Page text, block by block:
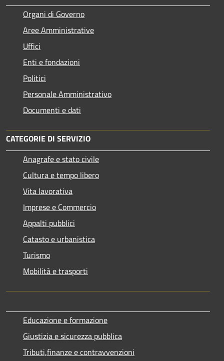
Organi di Governo
Aree Amministrative
Uffici
Enti e fondazioni
Politici
Personale Amministrativo
Documenti e dati
CATEGORIE DI SERVIZIO
Anagrafe e stato civile
Cultura e tempo libero
Vita lavorativa
Imprese e Commercio
Appalti pubblici
Catasto e urbanistica
Turismo
Mobilità e trasporti
Educazione e formazione
Giustizia e sicurezza pubblica
Tributi,finanze e contravvenzioni